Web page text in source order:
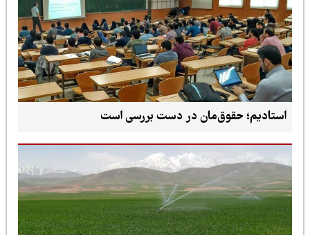
استادیم؛ حقوق‌مان در دست بررسی است